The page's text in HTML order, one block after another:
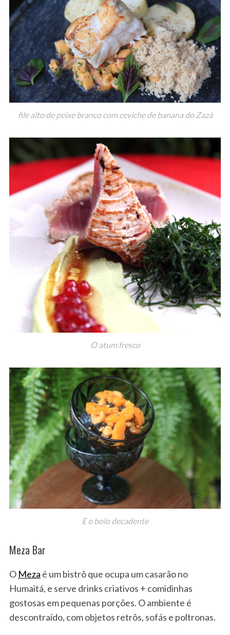
file alto de peixe branco com ceviche de banana do Zazá
O atum fresco
E o bolo decadente
Meza Bar
O Meza é um bistrô que ocupa um casarão no
Humaitá, e serve drinks criativos + comidinhas
gostosas em pequenas porções. O ambiente é
descontraído, com objetos retrôs, sofás e poltronas.